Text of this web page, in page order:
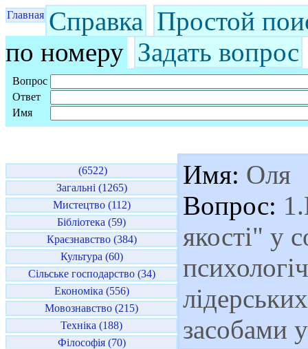
Главная Справка Простой
по номеру Задать вопрос
Вопрос
Ответ
Имя
(6522)
Загальні (1265)
Мистецтво (112)
Бібліотека (59)
Краєзнавство (384)
Культура (60)
Сільське господарство (34)
Економіка (556)
Мовознавство (215)
Техніка (188)
Філософія (70)
Имя: Оля
Вопрос:
якості" у
засобами